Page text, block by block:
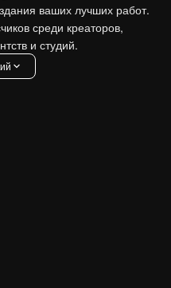
ваших лучших работ.
среди креаторов,
и студий.